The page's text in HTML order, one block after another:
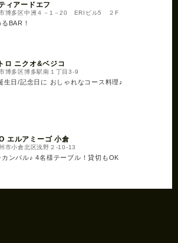
ィアードエフ
博多区中洲４－1－20 ERIビル5 ２F
BAR！
ロ ニクオ&ベジコ
博多区博多駅南１丁目3-9
日/記念日に おしゃれなコース料理♪
エルアミーゴ 小倉
市小倉北区浅野２-10-13
ンバル♪ 4名様テーブル！貸切もOK